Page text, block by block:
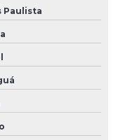
Paulista